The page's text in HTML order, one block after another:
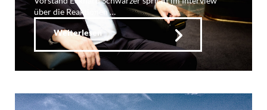
über die Reaktionen …
Weiterlesen